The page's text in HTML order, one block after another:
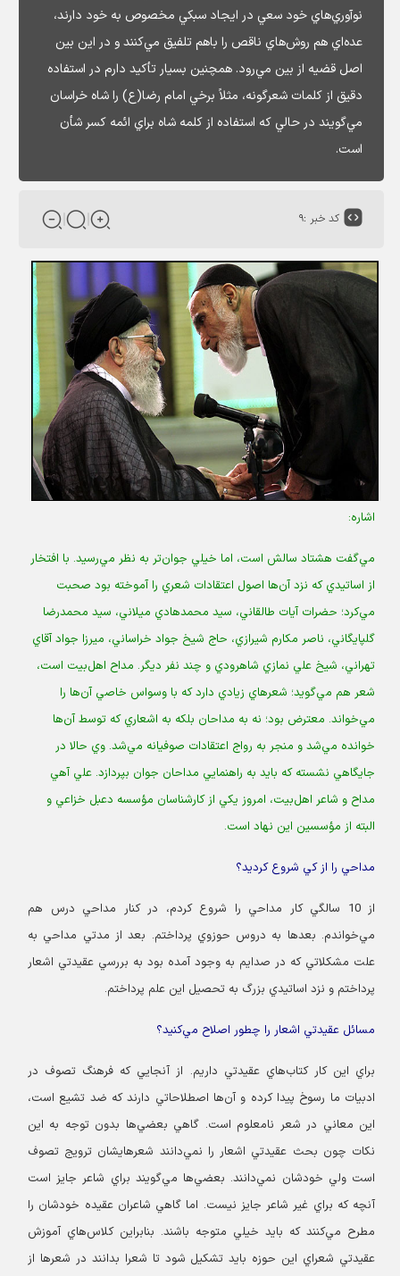
نوآوري‌هاي خود سعي در ايجاد سبكي مخصوص به خود دارند،
عده‌اي هم روش‌هاي ناقص را باهم تلفيق مي‌كنند و در اين بين
اصل قضيه از بين مي‌رود. همچنين بسيار تأكيد دارم در استفاده
دقيق از كلمات شعرگونه، مثلاً برخي امام رضا(ع) را شاه خراسان
مي‌گويند در حالي كه استفاده از كلمه شاه براي ائمه كسر شأن
است.
کد خبر :۹
اشاره:
مي‌گفت‌ هشتاد سالش است، اما خيلي جوان‌تر به نظر مي‌رسيد. با افتخار
از اساتيدي كه نزد آ‌ن‌ها اصول اعتقادات شعري را آموخته‌ بود صحبت
مي‌كرد؛ حضرات آيات‌ طالقاني، سيد محمد‌هادي ميلاني، سيد محمدرضا
گلپايگاني، ناصر مكارم شيرازي، حاج شيخ جواد خراساني، ميرزا جواد آقاي
تهراني، شيخ علي نمازي شاهرودي و چند نفر ديگر. مداح اهل‌بيت است،
شعر هم مي‌گويد؛ شعرهاي زيادي دارد كه با وسواس خاصي آن‌ها را
مي‌خواند. معترض بود؛ نه به مداحان بلكه به اشعاري كه توسط آن‌ها
خوانده مي‌شد و منجر به رواج اعتقادات صوفيانه مي‌شد. وي حالا در
جايگاهي نشسته كه بايد به راهنمايي مداحان جوان بپردازد. علي آهي
مداح و شاعر اهل‌بيت، امروز يكي از كارشناسان مؤسسه دعبل خزاعي و
البته از مؤسسين اين نهاد است.
مداحي را از كي شروع كرديد؟
از 10 سالگي كار مداحي را شروع كردم، در كنار مداحي درس هم
مي‌خواندم. بعدها به دروس حوزوي پرداختم. بعد از مدتي مداحي به
علت مشكلاتي كه در صدايم به وجود آمده بود به بررسي عقيدتي اشعار
پرداختم و نزد اساتيدي بزرگ به تحصيل اين علم پرداختم.
مسائل عقيدتي اشعار را چطور اصلاح مي‌كنيد؟
براي اين كار كتاب‌هاي عقيدتي داريم. از آنجايي كه فرهنگ تصوف در
ادبيات ما رسوخ پيدا كرده و آن‌ها اصطلاحاتي دارند كه ضد تشيع است،
اين معاني در شعر نامعلوم است. گاهي بعضي‌ها بدون توجه به اين
نكات چون بحث عقيدتي اشعار را نمي‌دانند شعرهايشان ترويج تصوف
است ولي خودشان نمي‌دانند. بعضي‌ها مي‌گويند براي شاعر جايز است
آنچه كه براي غير شاعر جايز نيست. اما گاهي شاعران عقيده خودشان را
مطرح مي‌كنند كه بايد خيلي متوجه باشند. بنابراين كلاس‌هاي آموزش
عقيدتي شعراي اين حوزه بايد تشكيل شود تا شعرا بدانند در شعرها از